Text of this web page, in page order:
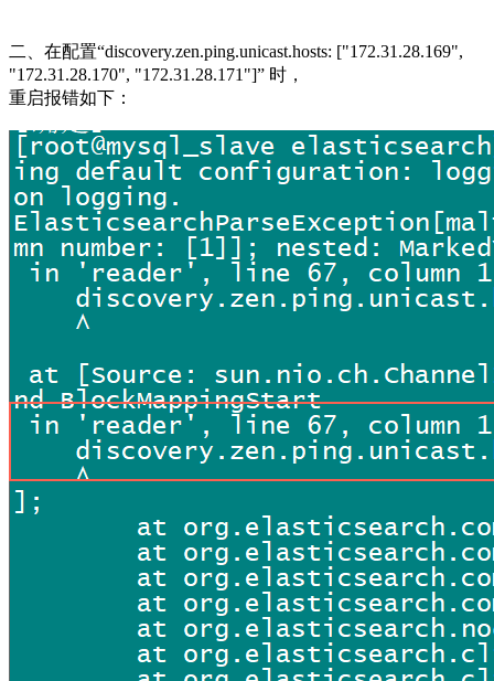
二、在配置“discovery.zen.ping.unicast.hosts: ["172.31.28.169",
"172.31.28.170", "172.31.28.171"]” 时，
重启报错如下：